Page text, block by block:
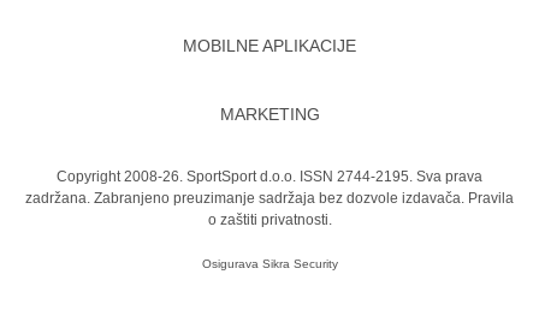
MOBILNE APLIKACIJE
MARKETING
Copyright 2008-26. SportSport d.o.o. ISSN 2744-2195. Sva prava
zadržana. Zabranjeno preuzimanje sadržaja bez dozvole izdavača. Pravila
o zaštiti privatnosti.
Osigurava Sikra Security